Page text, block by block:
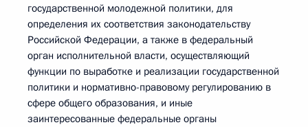
государственной молодежной политики, для
определения их соответствия законодательству
Российской Федерации, а также в федеральный
орган исполнительной власти, осуществляющий
функции по выработке и реализации государственной
политики и нормативно-правовому регулированию в
сфере общего образования, и иные
заинтересованные федеральные органы